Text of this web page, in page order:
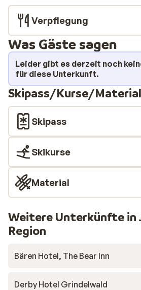
jeden Morgen ein leckeres
Sie. Wie praktisch sich nicht
müssen! Schließlich sind Sie in der
schnell wie möglich auf die Piste zu
Ende des Tages ist gesorgt: Dann
gemeinsam zu Abend essen. Nach
können Sie einen Drink in der Bar
schlafen Sie sicher wie ein
aufgeräumten Zimmer ein. Das
Verpflegung
Was Gäste sagen
Leider gibt es derzeit noch
für diese Unterkunft.
Skipass/Kurse/Material
Skipass
Skikurse
Material
Weitere Unterkünfte in
Region
Bären Hotel, The Bear Inn
Derby Hotel Grindelwald